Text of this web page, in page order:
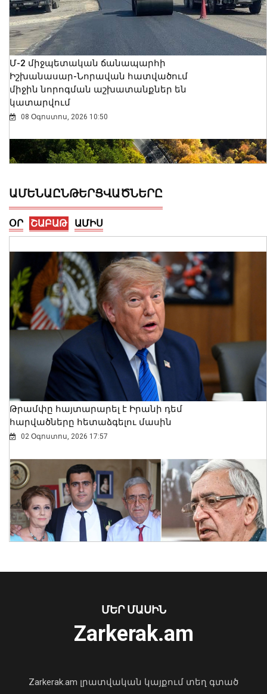
Մ-2 միջպետական ճանապարհի
Իշխանասար-Նորավան հատվածում
միջին նորոգման աշխատանքներ են
կատարվում
08 Օգոստոս, 2026 10:50
ՀՀ տարածքում
ավտոճանապարհներն անցանելի են
08 Օգոստոս, 2026 10:38
Հայաստանի և Ադրբեջանի միջև
հակամարտության էջը փակված է,
խաղաղությունը հաստատված է․
ԱՄԵՆԱԸՆԹԵՐՑՎԱԾՆԵՐԸ
ՕՐ ՇԱԲԱԹ ԱՄԻՍ
Թրամփը հայտարարել է Իրանի դեմ
հարվածները հետաձգելու մասին
02 Օգոստոս, 2026 17:57
«Պարտվեցինք դաժան հիվանդության
04 Օգոստոս, 2026 19:12
ՄԵՐ ՄԱՍԻՆ
Zarkerak.am
Zarkerak.am լրատվական կայքում տեղ գտած